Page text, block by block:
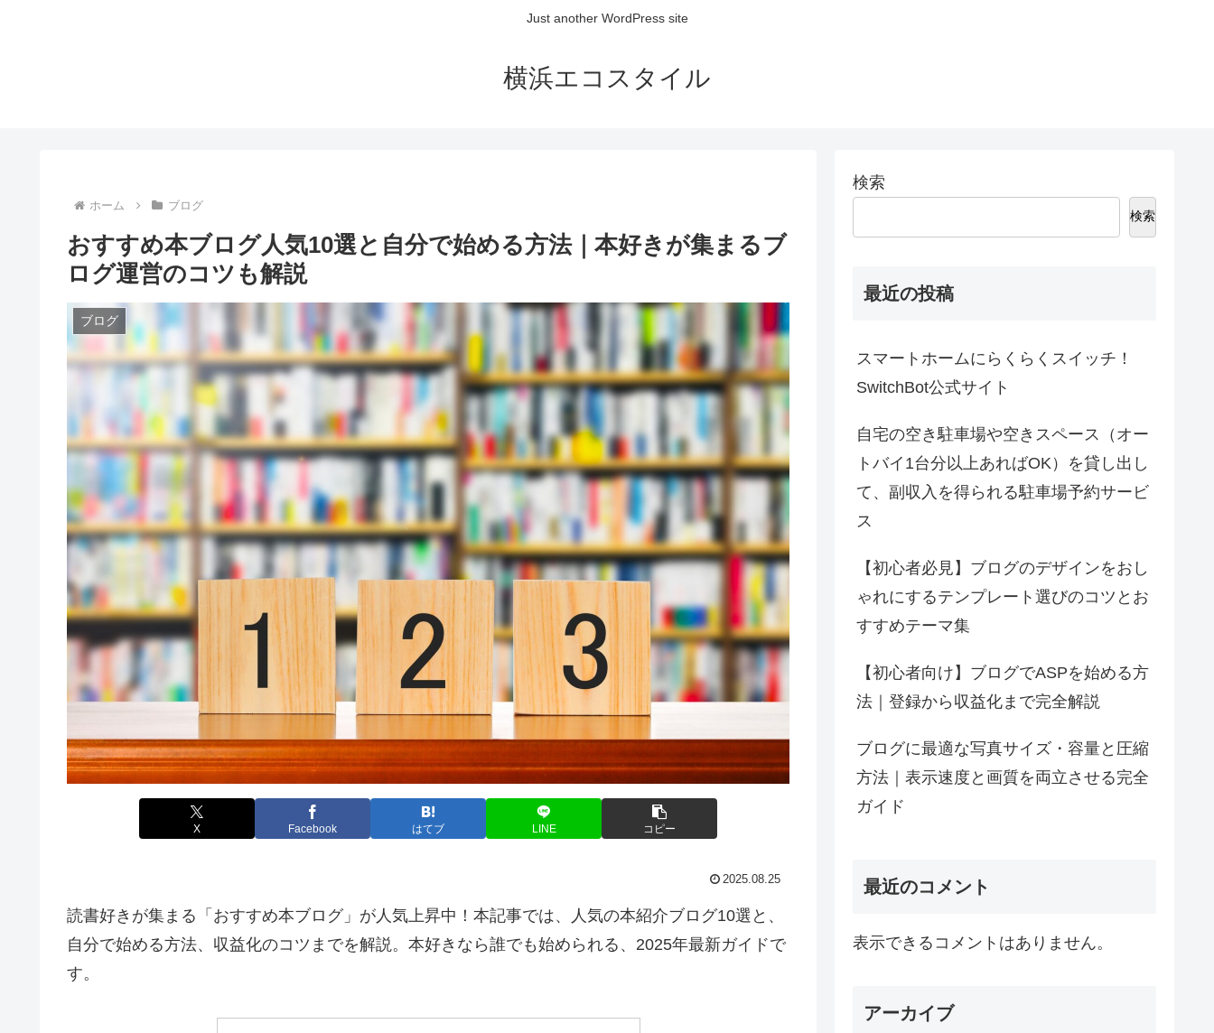
Just another WordPress site
横浜エコスタイル
ホーム ブログ
おすすめ本ブログ人気10選と自分で始める方法｜本好きが集まるブ
ログ運営のコツも解説
ブログ
X Facebook はてブ LINE コピー
2025.08.25
読書好きが集まる「おすすめ本ブログ」が人気上昇中！本記事では、人気の本紹介ブログ10選と、
自分で始める方法、収益化のコツまでを解説。本好きなら誰でも始められる、2025年最新ガイドで
す。
検索
検索
最近の投稿
スマートホームにらくらくスイッチ！
SwitchBot公式サイト
自宅の空き駐車場や空きスペース（オー
トバイ1台分以上あればOK）を貸し出し
て、副収入を得られる駐車場予約サービ
ス
【初心者必見】ブログのデザインをおし
ゃれにするテンプレート選びのコツとお
すすめテーマ集
【初心者向け】ブログでASPを始める方
法｜登録から収益化まで完全解説
ブログに最適な写真サイズ・容量と圧縮
方法｜表示速度と画質を両立させる完全
ガイド
最近のコメント
表示できるコメントはありません。
アーカイブ